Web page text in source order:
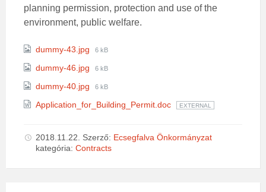
planning permission, protection and use of the
environment, public welfare.
Attachments
dummy-43.jpg
File
6 kB
dummy-46.jpg
File
6 kB
dummy-40.jpg
File
6 kB
Application_for_Building_Permit.doc EXTERNAL
2018.11.22. Szerző: Ecsegfalva Önkormányzat
kategória: Contracts